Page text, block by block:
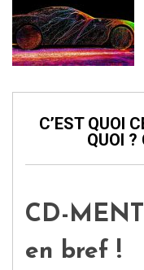
C’EST QUOI
QUOI ?
CD-
en bref !